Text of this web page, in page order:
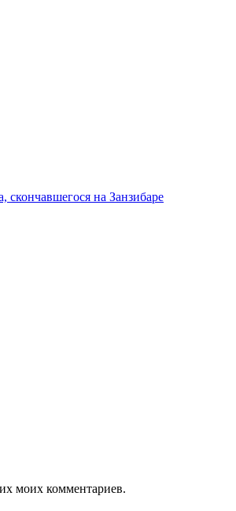
скончавшегося на Занзибаре
моих комментариев.